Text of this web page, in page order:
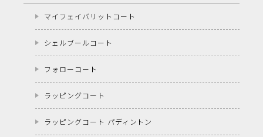
マイフェイバリットコート
シェルブールコート
フォローコート
ラッピングコート
ラッピングコート パディントン